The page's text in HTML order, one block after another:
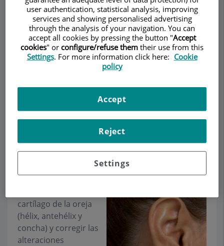
EquipoContacto
Pedir cita
Otoplastia
cartílago de la oreja
(hélix, antehélix y
concha) y corregir las
alteraciones
user authentication, statistical analysis, improving
services and showing personalised advertising
through the analysis of your navigation. You can
accept all cookies by pressing the button "Accept
cookies" or configure/refuse them their use from this
Settings. For more information click here: Cookie
policy
Settings
Reject
Accept